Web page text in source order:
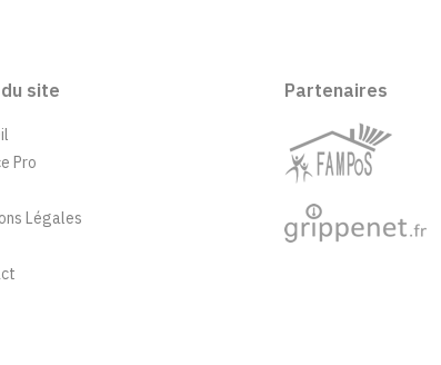
site
Pro
Légales
Partenaires